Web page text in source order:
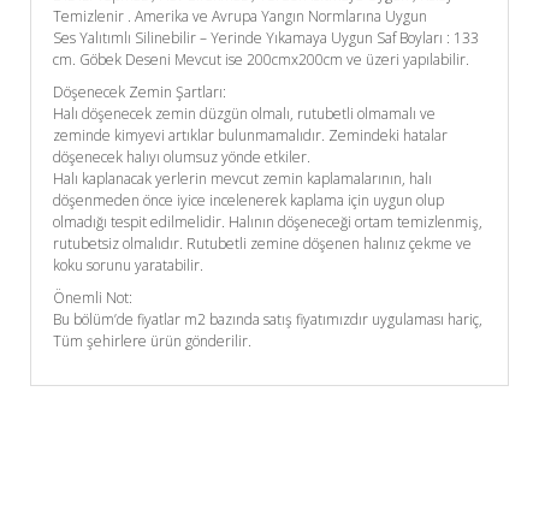
Temizlenir . Amerika ve Avrupa Yangın Normlarına Uygun
Ses Yalıtımlı Silinebilir – Yerinde Yıkamaya Uygun Saf Boyları : 133
cm. Göbek Deseni Mevcut ise 200cmx200cm ve üzeri yapılabilir.
Döşenecek Zemin Şartları:
Halı döşenecek zemin düzgün olmalı, rutubetli olmamalı ve
zeminde kimyevi artıklar bulunmamalıdır. Zemindeki hatalar
döşenecek halıyı olumsuz yönde etkiler.
Halı kaplanacak yerlerin mevcut zemin kaplamalarının, halı
döşenmeden önce iyice incelenerek kaplama için uygun olup
olmadığı tespit edilmelidir. Halının döşeneceği ortam temizlenmiş,
rutubetsiz olmalıdır. Rutubetli zemine döşenen halınız çekme ve
koku sorunu yaratabilir.
Önemli Not:
Bu bölüm’de fiyatlar m2 bazında satış fiyatımızdır uygulaması hariç,
Tüm şehirlere ürün gönderilir.